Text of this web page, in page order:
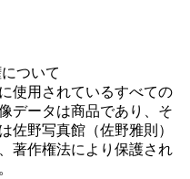
ついて
使用されているすべての
データは商品であり、そ
佐野写真館（佐野雅則）
著作権法により保護され